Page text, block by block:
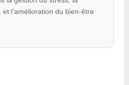
l’amélioration du bien-être